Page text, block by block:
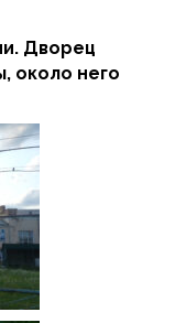
Дворец
около него